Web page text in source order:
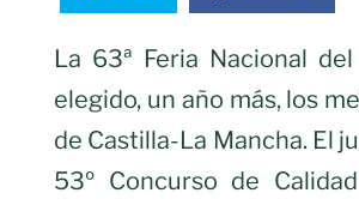
La 63ª Feria Nacional
elegido, un año más, los
de Castilla-La Mancha. El
53º Concurso de